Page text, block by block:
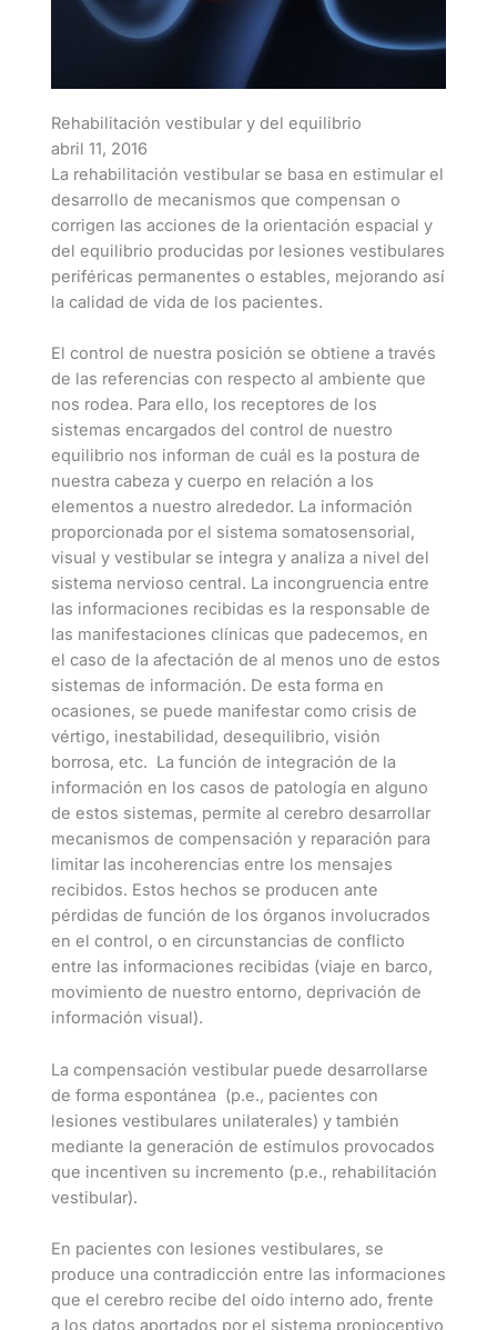
Rehabilitación vestibular y del equilibrio
abril 11, 2016
La rehabilitación vestibular se basa en estimular el
desarrollo de mecanismos que compensan o
corrigen las acciones de la orientación espacial y
del equilibrio producidas por lesiones vestibulares
periféricas permanentes o estables, mejorando así
la calidad de vida de los pacientes.
El control de nuestra posición se obtiene a través
de las referencias con respecto al ambiente que
nos rodea. Para ello, los receptores de los
sistemas encargados del control de nuestro
equilibrio nos informan de cuál es la postura de
nuestra cabeza y cuerpo en relación a los
elementos a nuestro alrededor. La información
proporcionada por el sistema somatosensorial,
visual y vestibular se integra y analiza a nivel del
sistema nervioso central. La incongruencia entre
las informaciones recibidas es la responsable de
las manifestaciones clínicas que padecemos, en
el caso de la afectación de al menos uno de estos
sistemas de información. De esta forma en
ocasiones, se puede manifestar como crisis de
vértigo, inestabilidad, desequilibrio, visión
borrosa, etc. La función de integración de la
información en los casos de patología en alguno
de estos sistemas, permite al cerebro desarrollar
mecanismos de compensación y reparación para
limitar las incoherencias entre los mensajes
recibidos. Estos hechos se producen ante
pérdidas de función de los órganos involucrados
en el control, o en circunstancias de conflicto
entre las informaciones recibidas (viaje en barco,
movimiento de nuestro entorno, deprivación de
información visual).
La compensación vestibular puede desarrollarse
de forma espontánea (p.e., pacientes con
lesiones vestibulares unilaterales) y también
mediante la generación de estímulos provocados
que incentiven su incremento (p.e., rehabilitación
vestibular).
En pacientes con lesiones vestibulares, se
produce una contradicción entre las informaciones
que el cerebro recibe del oído interno ado, frente
a los datos aportados por el sistema propioceptivo